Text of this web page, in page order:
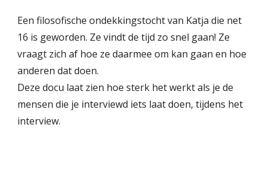
Een filosofische ondekkingstocht van Katja die net
16 is geworden. Ze vindt de tijd zo snel gaan! Ze
vraagt zich af hoe ze daarmee om kan gaan en hoe
anderen dat doen.
Deze docu laat zien hoe sterk het werkt als je de
mensen die je interviewd iets laat doen, tijdens het
interview.